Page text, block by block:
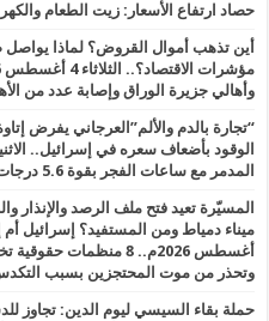
حصاد ارتفاع الأسعار: زيت الطعام
أين تذهب أموال القروض؟ لماذا
وأهالي جزيرة الوراق وإصابة عدد من
المدمر مع ساعات الفجر بقوة 5.6 درجات وتوابع مرعبة تهز المحافظات
وتحذر من موت المحتجزين بسبب
حملة بقاء السيسي ليوم الدين: تجاوز